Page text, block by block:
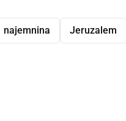
najemnina Jeruzalem